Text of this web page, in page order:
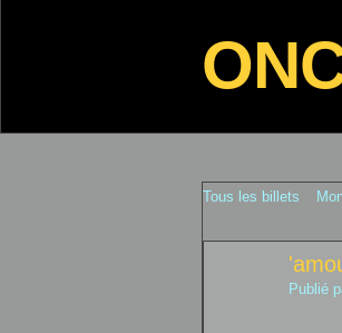
Tous les billets
Publié